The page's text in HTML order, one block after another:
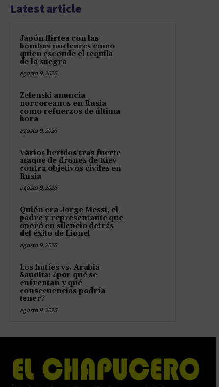
Latest article
Japón flirtea con las
bombas nucleares como
quien esconde el tequila
de la suegra
agosto 9, 2026
Zelenski anuncia
norcoreanos en Rusia
como refuerzos de última
hora
agosto 9, 2026
Varios heridos tras fuerte
ataque de drones de Kiev
contra objetivos civiles en
Rusia
agosto 9, 2026
Quién era Jorge Messi, el
padre y representante que
operó en silencio detrás
del éxito de Lionel
agosto 9, 2026
Los hutíes vs. Arabia
Saudita: ¿por qué se
enfrentan y qué
consecuencias podría
tener?
agosto 9, 2026